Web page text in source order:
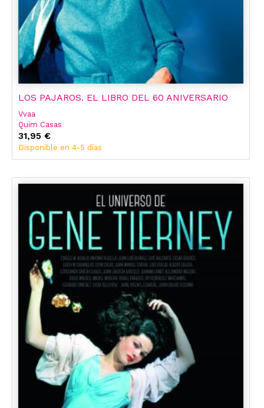
LOS PAJAROS. EL LIBRO DEL 60 ANIVERSARIO
Vvaa
Quim Casas
Carlos Diaz Maroto
Jaime V. Echague
31,95 €
Disponible en 4-5 días